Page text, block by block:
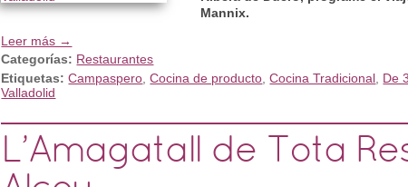
Mannix.
Leer más →
Categorías: Restaurantes
Etiquetas: Campaspero ,Cocina de producto ,Cocina Tradicional De
Valladolid
L’Amagatall de Tota